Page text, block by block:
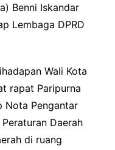
Benni Iskandar
Lembaga DPRD
Wali Kota
rapat Paripurna
Nota Pengantar
Daerah
di ruang